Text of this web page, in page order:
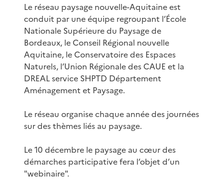
Le réseau paysage nouvelle-Aquitaine est
conduit par une équipe regroupant l’École
Nationale Supérieure du Paysage de
Bordeaux, le Conseil Régional nouvelle
Aquitaine, le Conservatoire des Espaces
Naturels, l’Union Régionale des CAUE et la
DREAL service SHPTD Département
Aménagement et Paysage.
Le réseau organise chaque année des journées
sur des thèmes liés au paysage.
Le 10 décembre le paysage au cœur des
démarches participative fera l’objet d’un
"webinaire".